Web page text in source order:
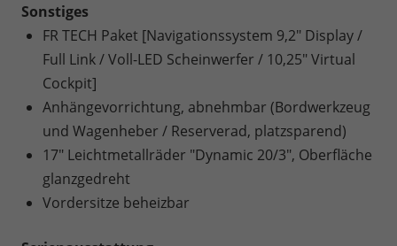
Sonstiges
FR TECH Paket [Navigationssystem 9,2" Display /
Full Link / Voll-LED Scheinwerfer / 10,25" Virtual
Cockpit]
Anhängevorrichtung, abnehmbar (Bordwerkzeug
und Wagenheber / Reserverad, platzsparend)
17" Leichtmetallräder "Dynamic 20/3", Oberfläche
glanzgedreht
Vordersitze beheizbar